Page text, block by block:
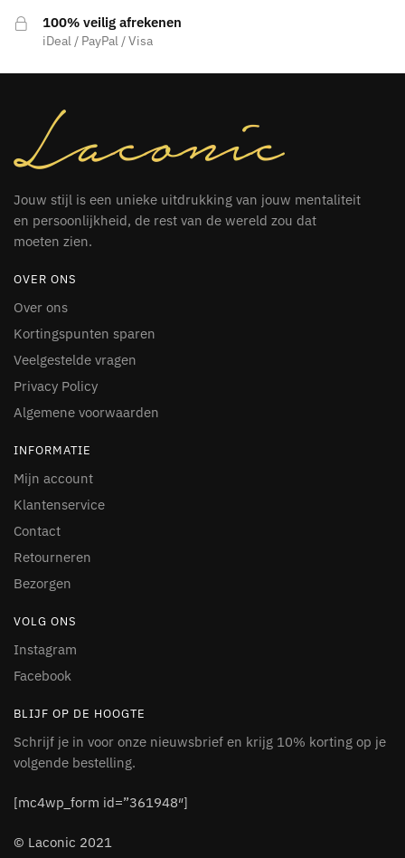
100% veilig afrekenen
iDeal / PayPal / Visa
Jouw stijl is een unieke uitdrukking van jouw mentaliteit
en persoonlijkheid, de rest van de wereld zou dat
moeten zien.
OVER ONS
Over ons
Kortingspunten sparen
Veelgestelde vragen
Privacy Policy
Algemene voorwaarden
INFORMATIE
Mijn account
Klantenservice
Contact
Retourneren
Bezorgen
VOLG ONS
Instagram
Facebook
BLIJF OP DE HOOGTE
Schrijf je in voor onze nieuwsbrief en krijg 10% korting op je
volgende bestelling.
[mc4wp_form id=”361948″]
© Laconic 2021